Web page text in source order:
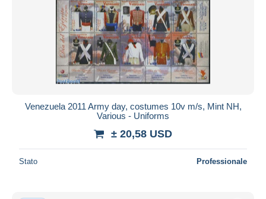
Venezuela 2011 Army day, costumes 10v m/s, Mint NH,
Various - Uniforms
± 20,58 USD
Stato Professionale